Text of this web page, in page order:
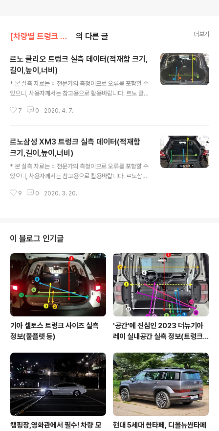
[차량별 트렁크 실측]/르노삼성 트렁크 의 다른 글 더보기
르노 클리오 트렁크 실측 데이터(적재함 크기,
길이,높이,너비)
* 본 실측 자료는 비전문가의 측정이므로 오류를 포함할 수
있으니, 사용자께서는 참고용으로 활용바랍니다. 르노 클
래사진에 표시된 순서대로 나열되어 있습니다. 1. 르노 클
(2열 폴딩) : 122cm 4. 르노 클리오 트렁크 너비 : 100c
m
7 0 2020. 4. 7.
르노삼성 XM3 트렁크 실측 데이터(적재함
크기,길이,높이,너비)
* 본 실측 자료는 비전문가의 측정이므로 오류를 포함할 수
있으니, 사용자께서는 참고용으로 활용바랍니다. 르노삼성
래사진에 표시된 순서대로 나열되어 있습니다. 1. 르노삼성
노삼성 XM3 트렁크 너비 : 약 100cm 5. 르노삼성 XM3
트렁크 높이 (입구쪽, 가장 낮은 부분) : 약 30cm 6. 르노
삼성 XM3 트렁크 2단 적재함 깊이 : 약 15cm
9 0 2020. 3. 20.
이 블로그 인기글
기아 셀토스 트렁크 사이즈 실측
정보(풀플렛 등)
'공간'에 진심인 2023 더뉴기아
레이 실내공간 실측 정보(트렁크,
캠핑장,영화관에서 필수! 차량 모
현대 5세대 싼타페, 디올뉴싼타페